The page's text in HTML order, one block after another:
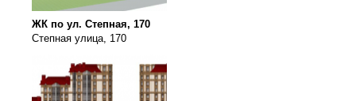
ЖК по ул. Степная, 170
Степная улица, 170